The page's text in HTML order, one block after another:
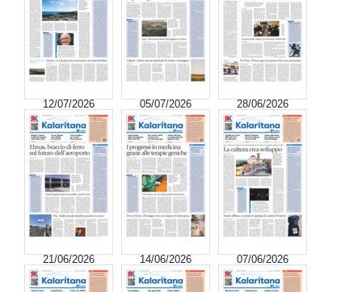
12/07/2026 05/07/2026 28/06/2026
21/06/2026 14/06/2026 07/06/2026